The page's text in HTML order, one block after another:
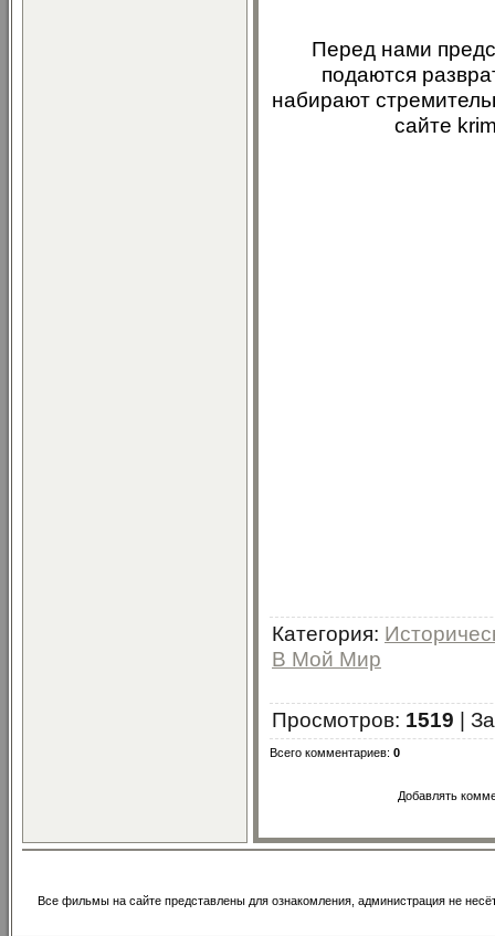
Перед нами
подаются
набирают
сайте
Категория:
В Мой Мир
Просмотров: 1519 |
Всего комментариев: 0
Добавлять
Все фильмы на сайте представлены для ознакомления, администрация не